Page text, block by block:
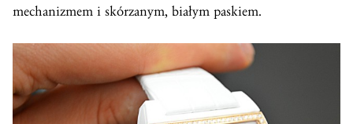
mechanizmem i skórzanym, białym paskiem.